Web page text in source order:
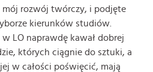
mój rozwój twórczy, i podjęte
kierunków studiów.
LO naprawdę kawał dobrej
których ciągnie do sztuki, a
w całości poświęcić, mają